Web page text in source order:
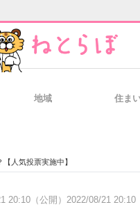
地域 住ま
人気投票実施中】
20:10（公開） 2022/08/21 20:10